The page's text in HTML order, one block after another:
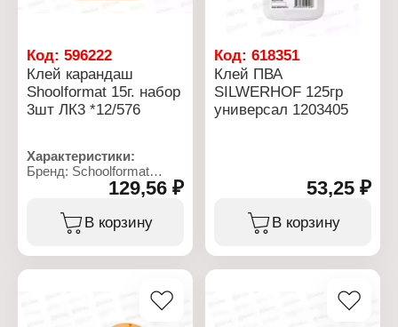
Код: 596222
Клей карандаш
Shoolformat 15г. набор
3шт ЛК3 *12/576
Характеристики:
Бренд: Sсhoolformat
Артикул: 262411
Вариация: канцелярский
Форма выпуска:
129,56 ₽
В корзину
Код:618351
Клей ПВА
SILWERHOF 125гр
универсал 1203405
53,25 ₽
В корзину